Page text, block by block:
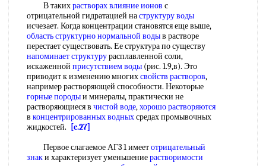
В такихрастворах влияние ионов с
отрицательной гидратацией наструктуру воды
исчезает. Когда концентрации становятся еще выше,
область структурнонормальной водыв растворе
перестает существовать. Ее структура по существу
напоминает структурурасплавленной соли,
искаженной присутствием воды (рис. 1.9,в). Это
приводит к изменению многихсвойств растворов,
например растворяющей способности. Некоторые
горные породыи минералы, практически не
растворяющиеся в чистой воде,хорошо растворяются
в концентрированных водныхсредах промывочных
жидкостей.
[c.27]
Первое слагаемое АГ3 1 имеетотрицательный
знаки характеризует уменьшениерастворимости